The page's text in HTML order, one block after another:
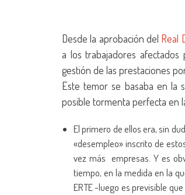
Desde la aprobación del Real
a los trabajadores
gestión de las prestaciones
Este temor se basaba en la
posible tormenta perfecta en
El primero de ellos era, sin
«desempleo» inscrito de
vez más empresas. Y es
tiempo, en la medida en la
ERTE -luego es previsible